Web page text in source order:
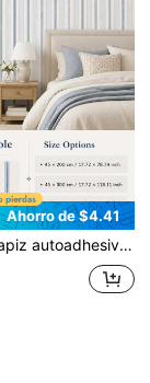
Ahorro de $4.41
2 estilos, múltiples tamaños 17.72*78.74/118.11/196.85 pulgadas, decoración de dormitorio